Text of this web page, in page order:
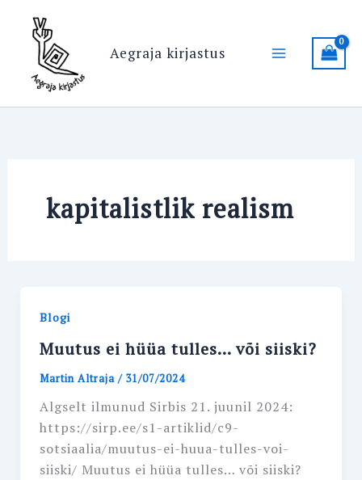
content
Aegraja kirjastus
Menu
kapitalistlik realism
Blogi
Muutus ei hüüa tulles… või siiski?
Martin Altraja / 31/07/2024
Algselt ilmunud Sirbis 21. juunil 2024:
https://sirp.ee/s1-artiklid/c9-
sotsiaalia/muutus-ei-huua-tulles-voi-
siiski/ Muutus ei hüüa tulles… või siiski?